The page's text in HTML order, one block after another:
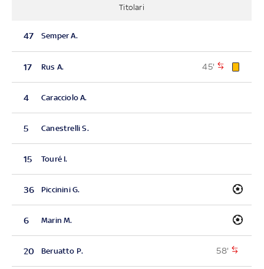
Titolari
47 Semper A.
17 Rus A. 45'
4 Caracciolo A.
5 Canestrelli S.
15 Touré I.
36 Piccinini G.
6 Marin M.
20 Beruatto P. 58'